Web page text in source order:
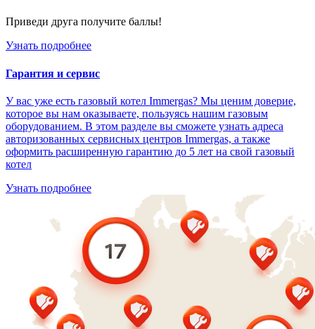
Приведи друга получите баллы!
Узнать подробнее
Гарантия и сервис
У вас уже есть газовый котел Immergas? Мы ценим доверие,
которое вы нам оказываете, пользуясь нашим газовым
оборудованием. В этом разделе вы сможете узнать адреса
авторизованных сервисных центров Immergas, а также
оформить расширенную гарантию до 5 лет на свой газовый
котел
Узнать подробнее